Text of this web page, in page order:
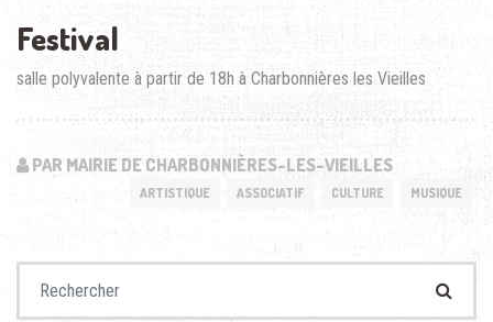
Festival
salle polyvalente à partir de 18h à Charbonnières les Vieilles
PAR MAIRIE DE CHARBONNIÈRES-LES-VIEILLES
ARTISTIQUE ASSOCIATIF CULTURE MUSIQUE